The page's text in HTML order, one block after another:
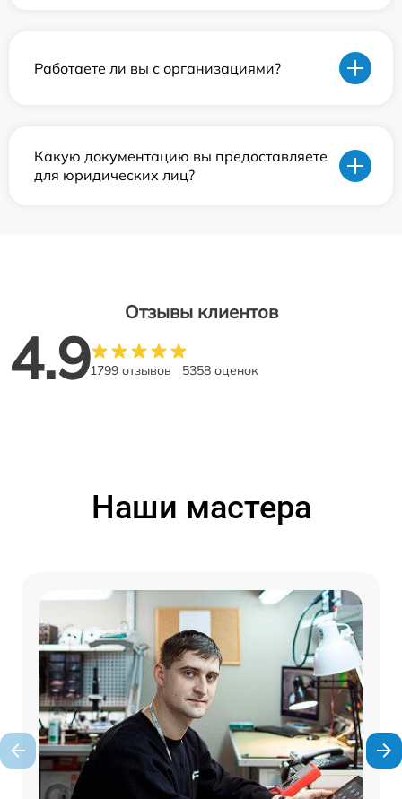
Работаете ли вы с организациями?
Какую документацию вы предоставляете
для юридических лиц?
Отзывы клиентов
4.91799 отзывов 5358 оценок
Наши мастера